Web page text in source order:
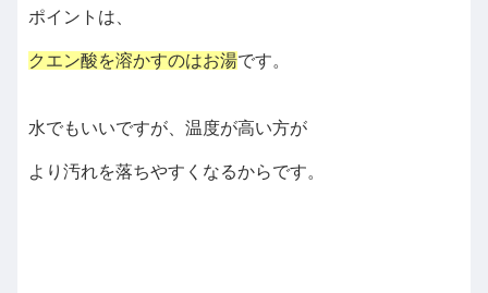
ポイントは、
クエン酸を溶かすのはお湯です。
水でもいいですが、温度が高い方が
より汚れを落ちやすくなるからです。